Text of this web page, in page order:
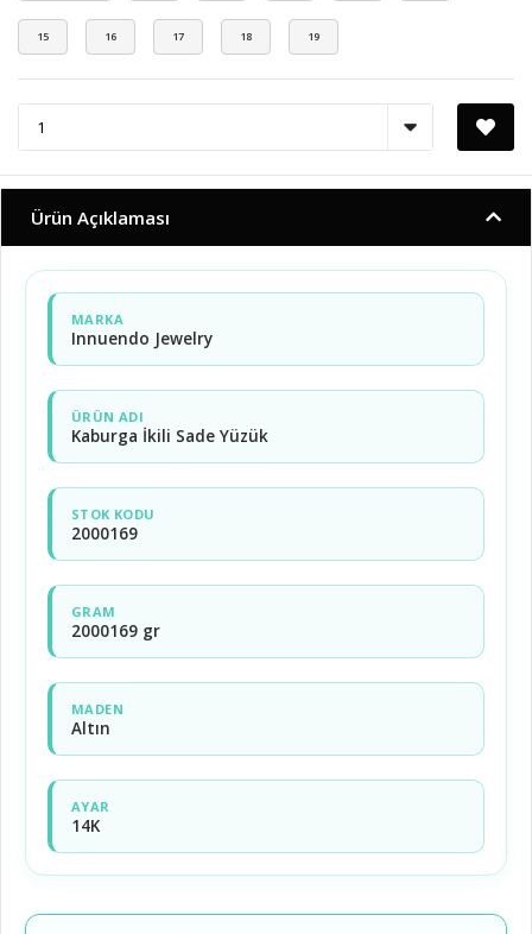
15 16 17 18 19
Ürün Açıklaması
MARKA
Innuendo Jewelry
ÜRÜN ADI
Kaburga İkili Sade Yüzük
STOK KODU
2000169
GRAM
2000169 gr
MADEN
Altın
AYAR
14K